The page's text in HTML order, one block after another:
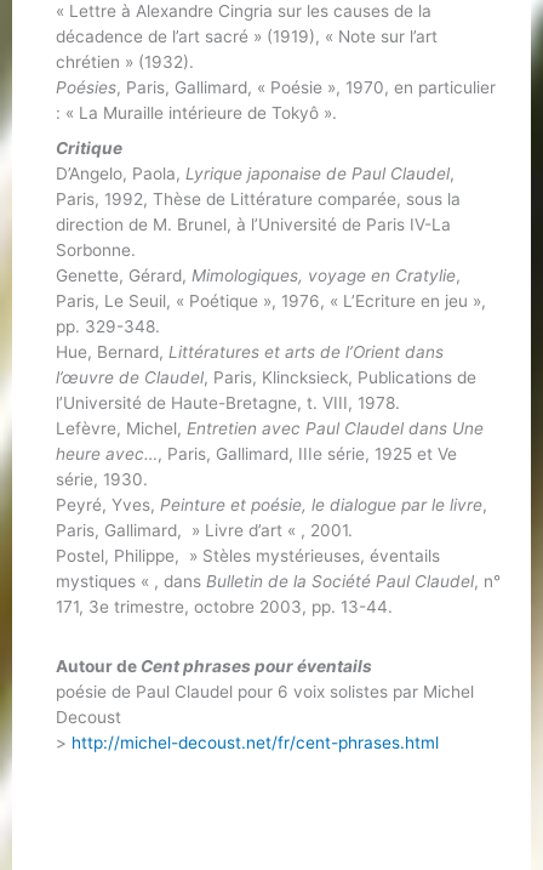
« Lettre à Alexandre Cingria sur les causes de la
décadence de l’art sacré » (1919), « Note sur l’art
chrétien » (1932).
Poésies, Paris, Gallimard, « Poésie », 1970, en particulier
: « La Muraille intérieure de Tokyô ».
Critique
D’Angelo, Paola, Lyrique japonaise de Paul Claudel,
Paris, 1992, Thèse de Littérature comparée, sous la
direction de M. Brunel, à l’Université de Paris IV-La
Sorbonne.
Genette, Gérard, Mimologiques, voyage en Cratylie,
Paris, Le Seuil, « Poétique », 1976, « L’Ecriture en jeu »,
pp. 329-348.
Hue, Bernard, Littératures et arts de l’Orient dans
l’œuvre de Claudel, Paris, Klincksieck, Publications de
l’Université de Haute-Bretagne, t. VIII, 1978.
Lefèvre, Michel, Entretien avec Paul Claudel dans Une
heure avec…, Paris, Gallimard, IIIe série, 1925 et Ve
série, 1930.
Peyré, Yves, Peinture et poésie, le dialogue par le livre,
Paris, Gallimard, » Livre d’art « , 2001.
Postel, Philippe, » Stèles mystérieuses, éventails
mystiques « , dans Bulletin de la Société Paul Claudel, n°
171, 3e trimestre, octobre 2003, pp. 13-44.
Autour de Cent phrases pour éventails
poésie de Paul Claudel pour 6 voix solistes par Michel
Decoust
> http://michel-decoust.net/fr/cent-phrases.html